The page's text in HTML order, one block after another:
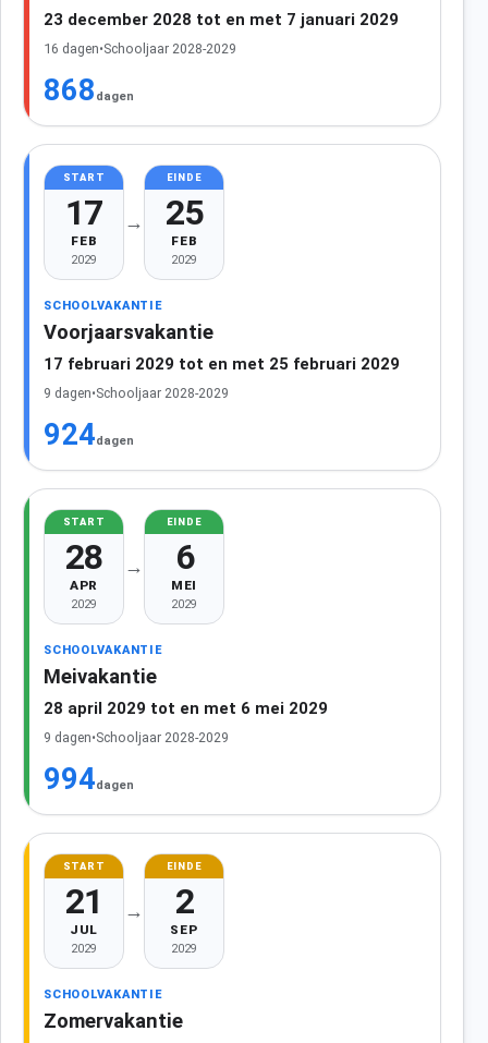
23 december 2028 tot en met 7 januari 2029
16 dagen•Schooljaar 2028-2029
868 dagen
START
17
FEB
2029
→
EINDE
25
FEB
2029
SCHOOLVAKANTIE
Voorjaarsvakantie
17 februari 2029 tot en met 25 februari 2029
9 dagen•Schooljaar 2028-2029
924dagen
START
28
APR
2029
→
EINDE
6
MEI
2029
SCHOOLVAKANTIE
Meivakantie
28 april 2029 tot en met 6 mei 2029
9 dagen•Schooljaar 2028-2029
994dagen
START
21
JUL
2029
→
EINDE
2
SEP
2029
SCHOOLVAKANTIE
Zomervakantie